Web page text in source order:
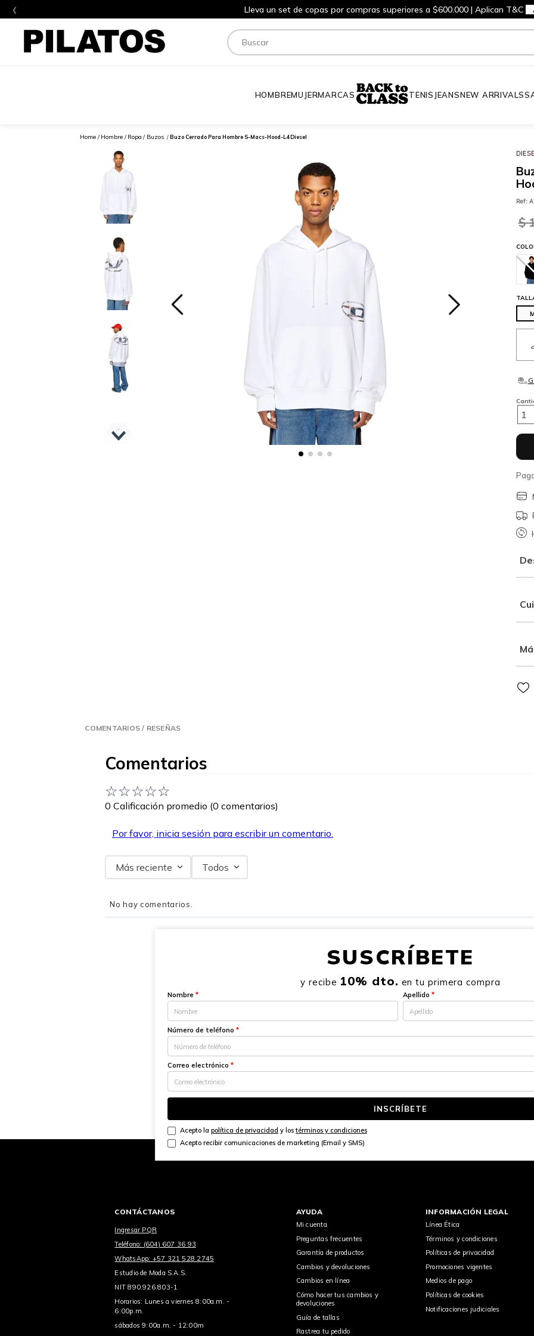
‹ Lleva un set de copas por compras superiores a $600.000 | Aplican T&C
Buscar
HOMBREMUJERMARCAS TENIS JEANSNEW ARRIVALS
Hombre Ropa Buzos Buzo Cerrado Para Hombre S-Macs-Hood-L4 Diesel
Ref:
$
1
COMENTARIOS / RESEÑAS
Comentarios
☆☆☆☆☆
0 Calificación promedio (0 comentarios)
Por favor, inicia sesión para escribir un comentario.
Más reciente Todos
No hay comentarios.
SUSCRÍBETE
y recibe 10% dto. en tu primera compra
Nombre * Apellido *
Número de teléfono *
Correo electrónico *
INSCRÍBETE
Acepto la política de privacidad y lostérminos y condiciones
Acepto recibir comunicaciones de marketing (Email y SMS)
CONTÁCTANOS
Ingresar PQR
Teléfono: (604) 607 36 93
WhatsApp: +57 321 528 2745
Estudio de Moda S.A.S.
NIT 890.926.803-1
Horarios: Lunes a viernes 8:00a.m. -
6:00p.m.
sábados 9:00a.m. - 12:00m
AYUDA
Mi cuenta
Preguntas frecuentes
Garantía de productos
Cambios y devoluciones
Cambios en línea
Cómo hacer tus cambios y
devoluciones
Guía de tallas
Rastrea tu pedido
INFORMACIÓN LEGAL
Línea Ética
Términos y condiciones
Políticas de privacidad
Promociones vigentes
Medios de pago
Políticas de cookies
Notificaciones judiciales